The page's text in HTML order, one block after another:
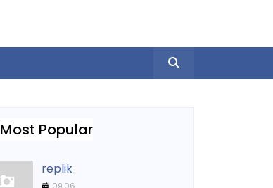
Most Popular
replik